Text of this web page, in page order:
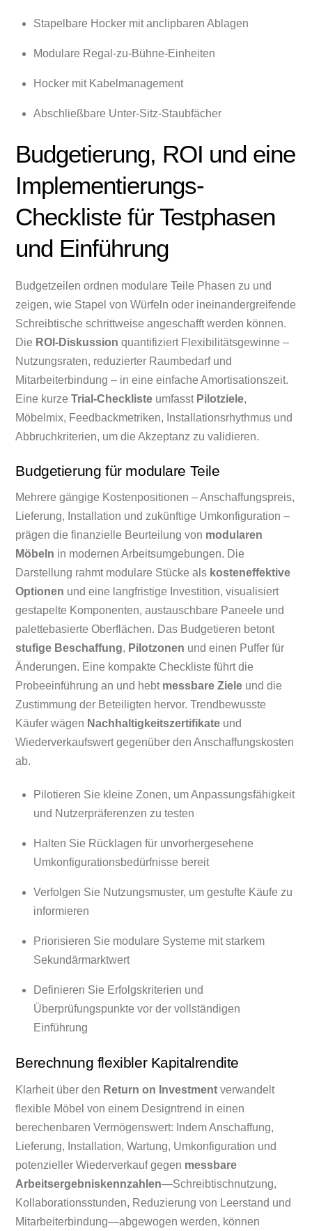
Stapelbare Hocker mit anclipbaren Ablagen
Modulare Regal-zu-Bühne-Einheiten
Hocker mit Kabelmanagement
Abschließbare Unter-Sitz-Staubfächer
Budgetierung, ROI und eine
Implementierungs-
Checkliste für Testphasen
und Einführung
Budgetzeilen ordnen modulare Teile Phasen zu und
zeigen, wie Stapel von Würfeln oder ineinandergreifende
Schreibtische schrittweise angeschafft werden können.
Die ROI-Diskussion quantifiziert Flexibilitätsgewinne –
Nutzungsraten, reduzierter Raumbedarf und
Mitarbeiterbindung – in eine einfache Amortisationszeit.
Eine kurzeTrial-Checkliste umfasst Pilotziele,
Möbelmix, Feedbackmetriken, Installationsrhythmus und
Abbruchkriterien, um die Akzeptanz zu validieren.
Budgetierung für modulare Teile
Mehrere gängige Kostenpositionen – Anschaffungspreis,
Lieferung, Installation und zukünftige Umkonfiguration –
prägen die finanzielle Beurteilung von modularen
Möbeln in modernen Arbeitsumgebungen. Die
Darstellung rahmt modulare Stücke als kosteneffektive
Optionen und eine langfristige Investition, visualisiert
gestapelte Komponenten, austauschbare Paneele und
palettebasierte Oberflächen. Das Budgetieren betont
stufige Beschaffung, Pilotzonen und einen Puffer für
Änderungen. Eine kompakte Checkliste führt die
Probeeinführung an und hebt messbare Ziele und die
Zustimmung der Beteiligten hervor. Trendbewusste
Käufer wägen Nachhaltigkeitszertifikate und
Wiederverkaufswert gegenüber den Anschaffungskosten
ab.
Pilotieren Sie kleine Zonen, um Anpassungsfähigkeit
und Nutzerpräferenzen zu testen
Halten Sie Rücklagen für unvorhergesehene
Umkonfigurationsbedürfnisse bereit
Verfolgen Sie Nutzungsmuster, um gestufte Käufe zu
informieren
Priorisieren Sie modulare Systeme mit starkem
Sekundärmarktwert
Definieren Sie Erfolgskriterien und
Überprüfungspunkte vor der vollständigen
Einführung
Berechnung flexibler Kapitalrendite
Klarheit über den Return on Investment verwandelt
flexible Möbel von einem Designtrend in einen
berechenbaren Vermögenswert: Indem Anschaffung,
Lieferung, Installation, Wartung, Umkonfiguration und
potenzieller Wiederverkauf gegen messbare
Arbeitsergebniskennzahlen—Schreibtischnutzung,
Kollaborationsstunden, Reduzierung von Leerstand und
Mitarbeiterbindung—abgewogen werden, können